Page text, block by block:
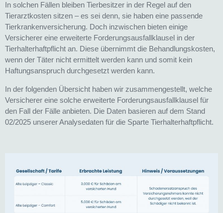
In solchen Fällen bleiben Tierbesitzer in der Regel auf den
Tierarztkosten sitzen – es sei denn, sie haben eine passende
Tierkrankenversicherung. Doch inzwischen bieten einige
Versicherer eine erweiterte Forderungsausfallklausel in der
Tierhalterhaftpflicht an. Diese übernimmt die Behandlungskosten,
wenn der Täter nicht ermittelt werden kann und somit kein
Haftungsanspruch durchgesetzt werden kann.
In der folgenden Übersicht haben wir zusammengestellt, welche
Versicherer eine solche erweiterte Forderungsausfallklausel für
den Fall der Fälle anbieten. Die Daten basieren auf dem Stand
02/2025 unserer Analysedaten für die Sparte Tierhalterhaftpflicht.